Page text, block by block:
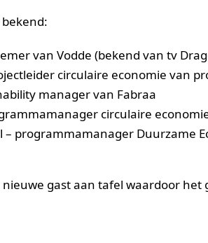
van Vodde (bekend van tv
circulaire economie van
manager van Fabraa
circulaire
– programmamanager Duurzame
gast aan tafel waardoor